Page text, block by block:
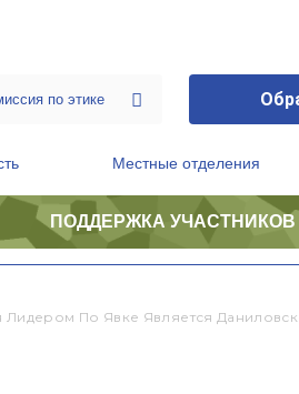
Местные отделения
ПОДДЕРЖКА
Лидером По Явке Является